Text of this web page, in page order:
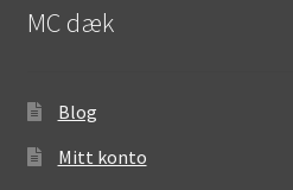
MC dæk
Blog
Mitt konto